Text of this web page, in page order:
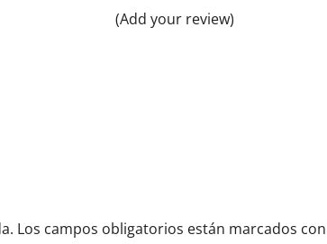
(Add your review)
Los campos obligatorios están marcados con